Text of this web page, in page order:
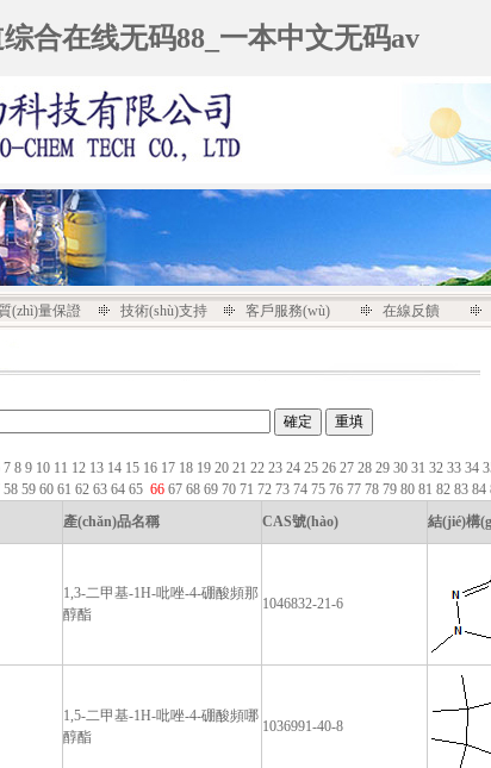
合在线无码88_一本中文无码av
(zhì)量保證 技術(shù)支持 客戶服務(wù) 在線反饋
7 8 9 10 11 12 13 14 15 16 17 18 19 20 21 22 23 24 25 26 27 28 29 30 31 32 33 34
58 59 60 61 62 63 64 65 66 67 68 69 70 71 72 73 74 75 76 77 78 79 80 81 82 83 84
產(chǎn)品名稱 CAS號(hào) 結(jié)構
1,3-二甲基-1H-吡唑-4-硼酸頻那
醇酯
1046832-21-6
1,5-二甲基-1H-吡唑-4-硼酸頻哪
醇酯
1036991-40-8